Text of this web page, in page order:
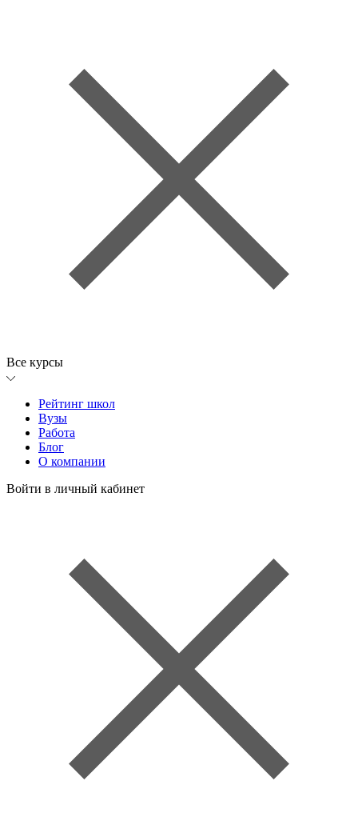
Все курсы
Рейтинг школ
Вузы
Работа
Блог
О компании
Войти в личный кабинет